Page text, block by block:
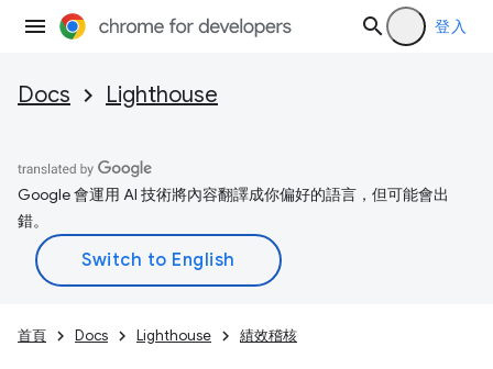
登入
Docs Lighthouse
Google 會運用 AI 技術將內容翻譯成你偏好的語言，但可能會出
錯。
首頁 Docs Lighthouse 績效稽核